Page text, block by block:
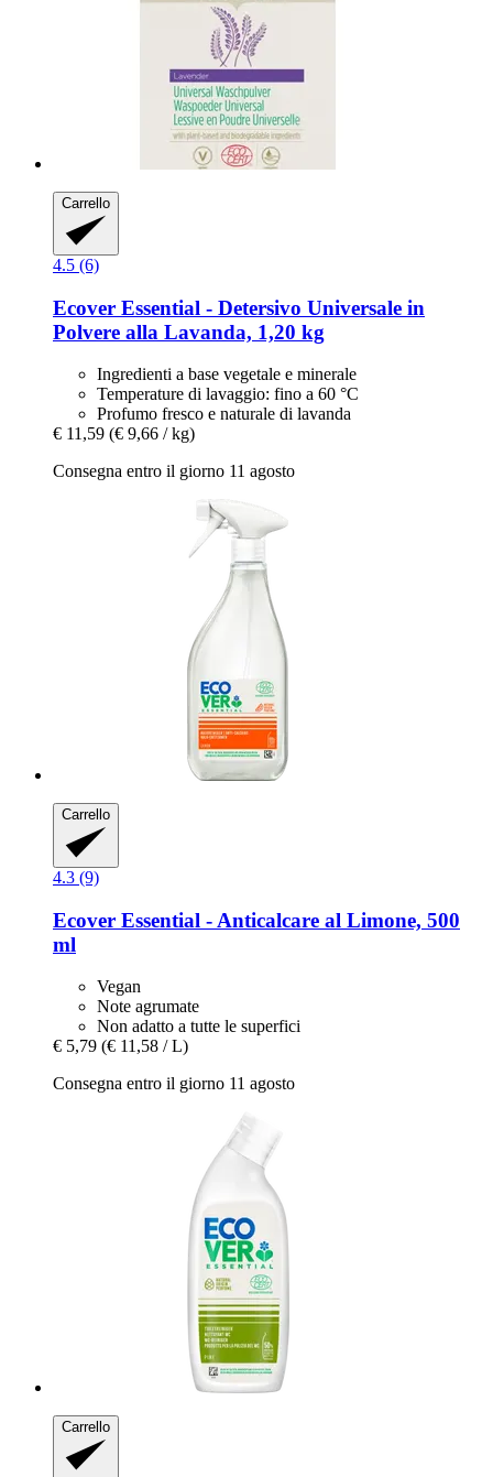
Carrello
4.5 (6)
Ecover Essential -​ Detersivo Universale in
Polvere alla Lavanda, 1,20 kg
Ingredienti a base vegetale e minerale
Temperature di lavaggio: fino a 60 °C
Profumo fresco e naturale di lavanda
€ 11,59 (€ 9,66 / kg)
Consegna entro il giorno 11 agosto
Carrello
4.3 (9)
Ecover Essential -​ Anticalcare al Limone, 500
ml
Vegan
Note agrumate
Non adatto a tutte le superfici
€ 5,79 (€ 11,58 / L)
Consegna entro il giorno 11 agosto
Carrello